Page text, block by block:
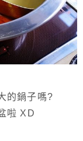
的鍋子嗎?
啦 XD